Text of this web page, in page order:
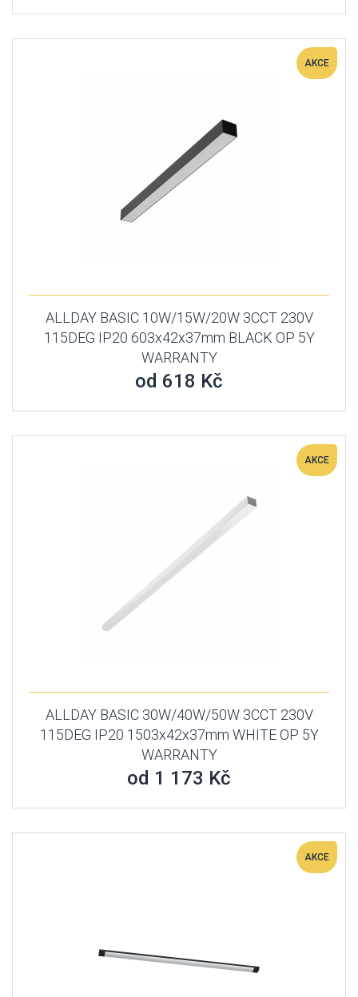
AKCE
ALLDAY BASIC 10W/15W/20W 3CCT 230V
115DEG IP20 603x42x37mm BLACK OP 5Y
WARRANTY
od 618 Kč
AKCE
ALLDAY BASIC 30W/40W/50W 3CCT 230V
115DEG IP20 1503x42x37mm WHITE OP 5Y
WARRANTY
od 1 173 Kč
AKCE